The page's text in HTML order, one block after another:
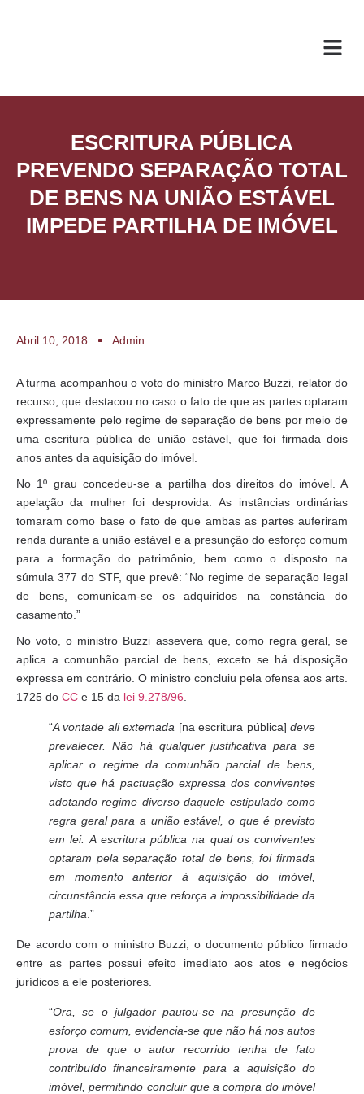
ESCRITURA PÚBLICA
PREVENDO SEPARAÇÃO TOTAL
DE BENS NA UNIÃO ESTÁVEL
IMPEDE PARTILHA DE IMÓVEL
Abril 10, 2018 Admin
A turma acompanhou o voto do ministro Marco Buzzi, relator do
recurso, que destacou no caso o fato de que as partes optaram
expressamente pelo regime de separação de bens por meio de
uma escritura pública de união estável, que foi firmada dois
anos antes da aquisição do imóvel.
No 1º grau concedeu-se a partilha dos direitos do imóvel. A
apelação da mulher foi desprovida. As instâncias ordinárias
tomaram como base o fato de que ambas as partes auferiram
renda durante a união estável e a presunção do esforço comum
para a formação do patrimônio, bem como o disposto na
súmula 377 do STF, que prevê: “No regime de separação legal
de bens, comunicam-se os adquiridos na constância do
casamento.”
No voto, o ministro Buzzi assevera que, como regra geral, se
aplica a comunhão parcial de bens, exceto se há disposição
expressa em contrário. O ministro concluiu pela ofensa aos arts.
1725 do CC e 15 da lei 9.278/96
“A vontade ali externada [na escritura pública]deve
prevalecer. Não há qualquer justificativa para se
aplicar o regime da comunhão parcial de bens,
visto que há pactuação expressa dos conviventes
adotando regime diverso daquele estipulado como
regra geral para a união estável, o que é previsto
em lei. A escritura pública na qual os conviventes
optaram pela separação total de bens, foi firmada
em momento anterior à aquisição do imóvel,
circunstância essa que reforça a impossibilidade da
partilha .”
De acordo com o ministro Buzzi, o documento público firmado
entre as partes possui efeito imediato aos atos e negócios
jurídicos a ele posteriores.
“Ora, se o julgador pautou-se na presunção de
esforço comum, evidencia-se que não há nos autos
prova de que o autor recorrido tenha de fato
contribuído financeiramente para a aquisição do
imóvel, permitindo concluir que a compra do imóvel